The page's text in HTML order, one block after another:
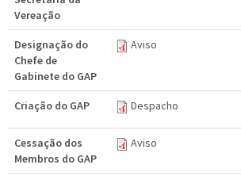
Vereação
Designação do
Chefe de
Gabinete do GAP
Aviso
Criação do GAP Despacho
Cessação dos
Membros do GAP
Aviso